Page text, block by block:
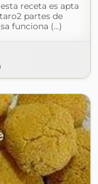
receta es apta
partes de
funciona (...)